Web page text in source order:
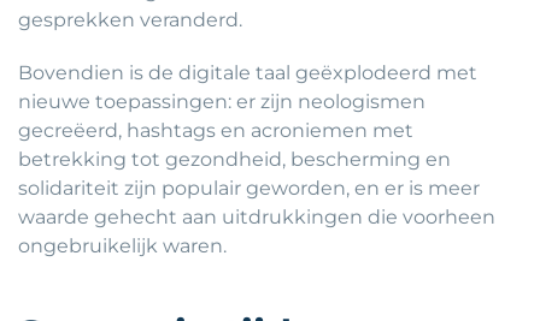
gesprekken veranderd.
Bovendien is de digitale taal geëxplodeerd met
nieuwe toepassingen: er zijn neologismen
gecreëerd, hashtags en acroniemen met
betrekking tot gezondheid, bescherming en
solidariteit zijn populair geworden, en er is meer
waarde gehecht aan uitdrukkingen die voorheen
ongebruikelijk waren.